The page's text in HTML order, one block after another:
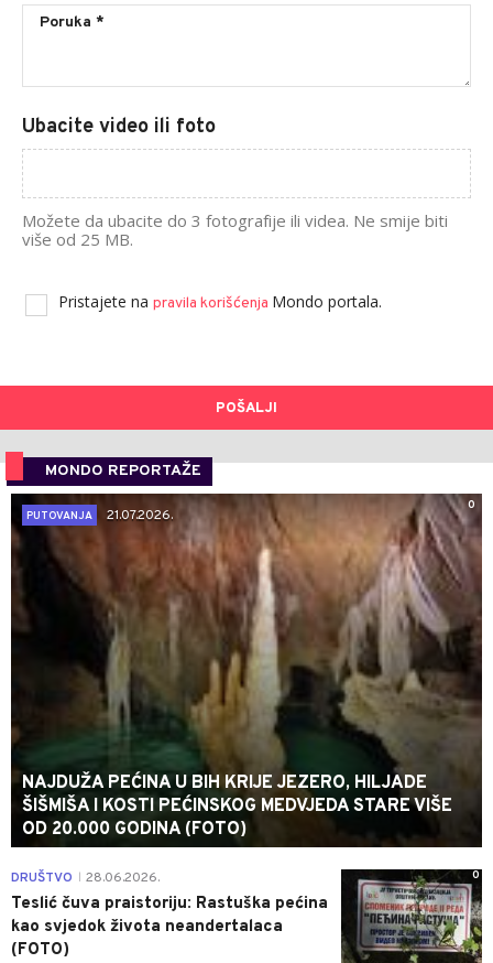
Ubacite video ili foto
Možete da ubacite do 3 fotografije ili videa. Ne smije biti
više od 25 MB.
Pristajete na pravila korišćenja Mondo portala.
POŠALJI
MONDO REPORTAŽE
0
PUTOVANJA
21.07.2026.
NAJDUŽA PEĆINA U BIH KRIJE JEZERO, HILJADE
ŠIŠMIŠA I KOSTI PEĆINSKOG MEDVJEDA STARE VIŠE
OD 20.000 GODINA (FOTO)
0
DRUŠTVO 28.06.2026.
Teslić čuva praistoriju: Rastuška pećina
kao svjedok života neandertalaca
(FOTO)